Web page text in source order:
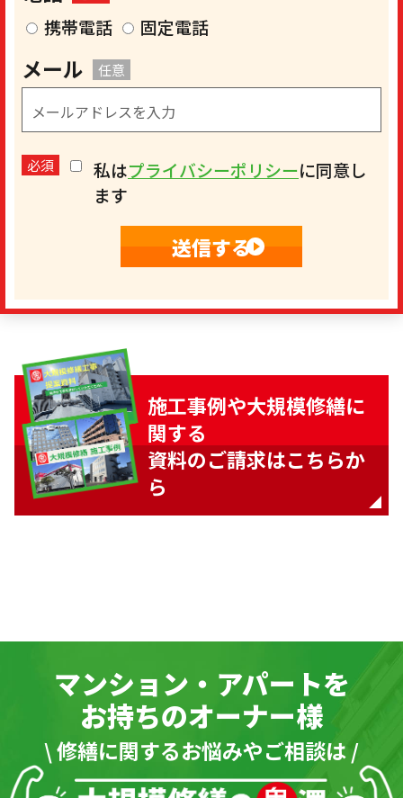
携帯電話 固定電話
メール 任意
必須 私はプライバシーポリシーに同意し
ます
施工事例や大規模修繕に
関する
資料のご請求はこちらか
ら
マンション・アパートを
お持ちのオーナー様
\ 修繕に関するお悩みやご相談は /